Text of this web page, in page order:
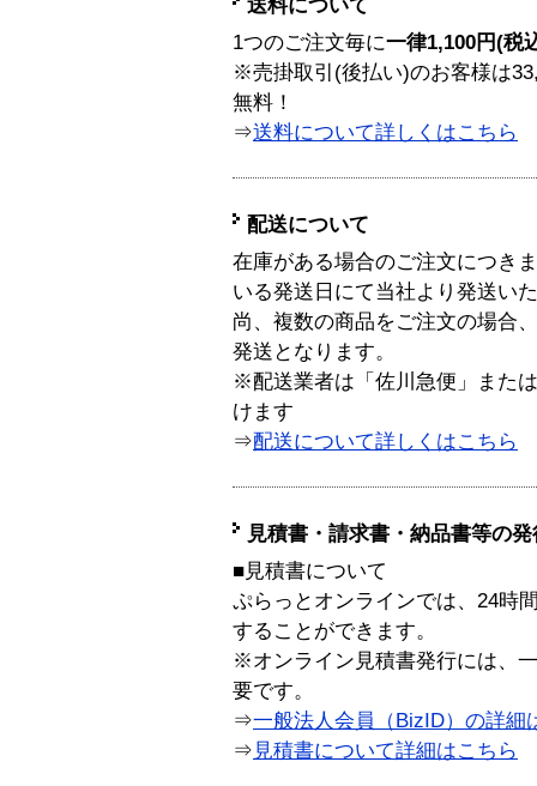
送料について
1つのご注文毎に一律1,100円(税
※売掛取引(後払い)のお客様は
無料！
⇒送料について詳しくはこちら
配送について
在庫がある場合のご注文につき
いる発送日にて当社より発送い
尚、複数の商品をご注文の場合
発送となります。
※配送業者は「佐川急便」また
けます
⇒配送について詳しくはこちら
見積書・請求書・納品書等の
■見積書について
ぷらっとオンラインでは、24時
することができます。
※オンライン見積書発行には、
要です。
⇒一般法人会員（BizID）の詳細
⇒ 見積書について詳細はこちら